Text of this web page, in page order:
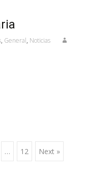
, General, Noticias
… 12 Next »